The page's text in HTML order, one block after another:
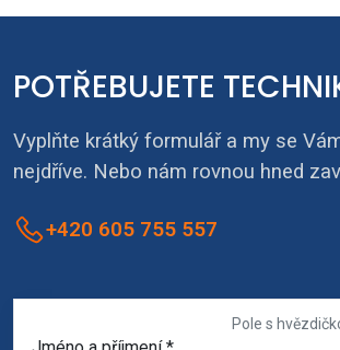
POTŘEBUJETE
Vyplňte krátký formulář a my se
nejdříve. Nebo nám rovnou hned
+420 605 755 557
Pole s